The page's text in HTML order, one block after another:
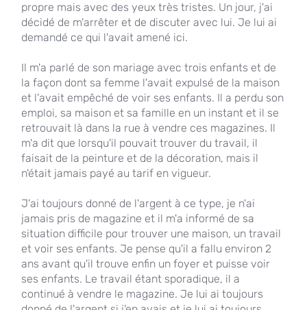
propre mais avec des yeux très tristes. Un jour, j'ai
décidé de m'arrêter et de discuter avec lui. Je lui ai
demandé ce qui l'avait amené ici.
Il m'a parlé de son mariage avec trois enfants et de
la façon dont sa femme l'avait expulsé de la maison
et l'avait empêché de voir ses enfants. Il a perdu son
emploi, sa maison et sa famille en un instant et il se
retrouvait là dans la rue à vendre ces magazines. Il
m'a dit que lorsqu'il pouvait trouver du travail, il
faisait de la peinture et de la décoration, mais il
n'était jamais payé au tarif en vigueur.
J'ai toujours donné de l'argent à ce type, je n'ai
jamais pris de magazine et il m'a informé de sa
situation difficile pour trouver une maison, un travail
et voir ses enfants. Je pense qu'il a fallu environ 2
ans avant qu'il trouve enfin un foyer et puisse voir
ses enfants. Le travail étant sporadique, il a
continué à vendre le magazine. Je lui ai toujours